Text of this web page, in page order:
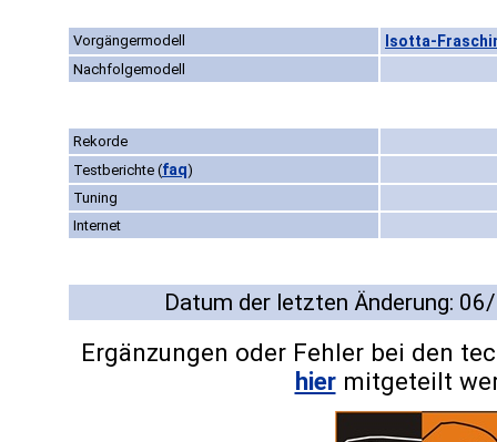
Vorgängermodell Isotta-
Nachfolgemodell
Rekorde
Testberichte (faq)
Tuning
Internet
Datum der letzten Änderung:
Ergänzungen oder Fehler bei den
hiermitgeteilt